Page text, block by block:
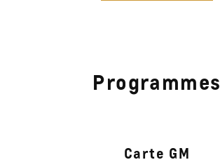
Programmes
Carte GM